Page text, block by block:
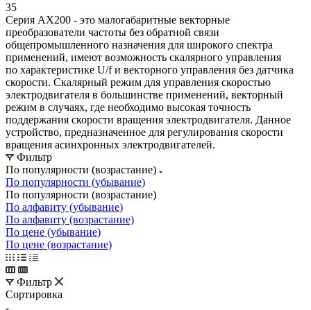
35
Серия AX200 - это малогабаритные векторные
преобразователи частоты без обратной связи
общепромышленного назначения для широкого спектра
применений, имеют возможность скалярного управления
по характеристике U/f и векторного управления без датчика
скорости. Скалярный режим для управления скоростью
электродвигателя в большинстве применений, векторный
режим в случаях, где необходимо высокая точность
поддержания скорости вращения электродвигателя. Данное
устройство, предназначенное для регулирования скорости
вращения асинхронных электродвигателей.
Фильтр
По популярности (возрастание)
По популярности (убывание)
По популярности (возрастание)
По алфавиту (убывание)
По алфавиту (возрастание)
По цене (убывание)
По цене (возрастание)
Фильтр
Сортировка